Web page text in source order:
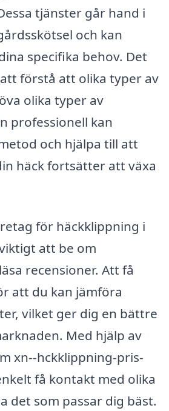
tjänster går hand i
och kan
specifika behov. Det
förstå att olika typer av
olika typer av
professionell kan
och hjälpa till att
häck fortsätter att växa
för häckklippning i
att be om
recensioner. Att få
att du kan jämföra
vilket ger dig en bättre
Med hjälp av
xn--hckklippning-pris-
få kontakt med olika
det som passar dig bäst.